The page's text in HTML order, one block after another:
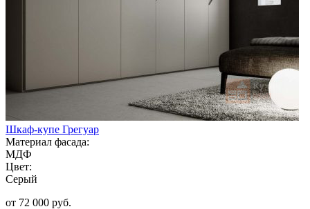
Шкаф-купе Грегуар
Материал фасада:
МДФ
Цвет:
Серый
от 72 000 руб.